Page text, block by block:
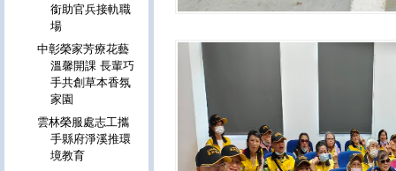
銜助官兵接軌職
場
中彰榮家芳療花藝
溫馨開課 長輩巧
手共創草本香氛
家園
雲林榮服處志工攜
手縣府淨溪推環
境教育